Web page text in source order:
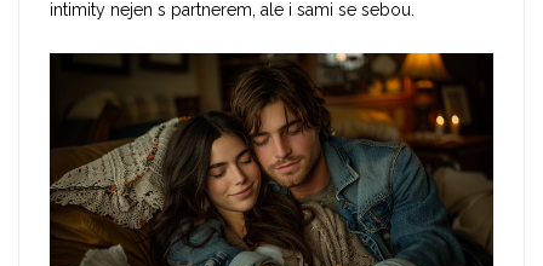
intimity nejen s partnerem, ale i sami se sebou.